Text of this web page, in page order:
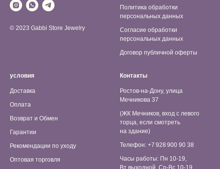
© 2023 Gabbi Store Jewelry
Политика обработки
персональных данных
Согласие обработки
персональных данных
Договор публичной оферты
условия
Доставка
Оплата
Возврат и Обмен
Гарантии
Рекомендации по уходу
Оптовая торговля
Контакты
Ростов-на-Дону, улица
Мечникова 37
(ЖК Мечников, вход с левого
торца, если смотреть
на здание)
Телефон: +7 928 900 90 38
Часы работы: Пн 10-19,
Вт выходной, Ср-Вс 10-19